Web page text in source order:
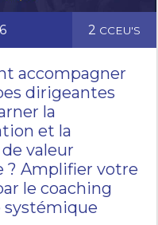
2 CCEU'S
accompagner
dirigeantes
la
et la
valeur
? Amplifier votre
le coaching
systémique